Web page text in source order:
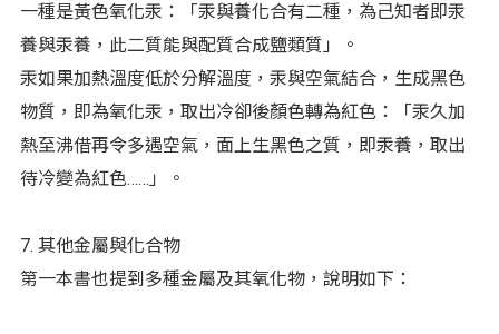
一種是黃色氧化汞：「汞與養化合有二種，為己知者即汞
養與汞養，此二質能與配質合成鹽類質」。
汞如果加熱溫度低於分解溫度，汞與空氣結合，生成黑色
物質，即為氧化汞，取出冷卻後顏色轉為紅色：「汞久加
熱至沸借再令多遇空氣，面上生黑色之質，即汞養，取出
待冷變為紅色……」。
7. 其他金屬與化合物
第一本書也提到多種金屬及其氧化物，說明如下：